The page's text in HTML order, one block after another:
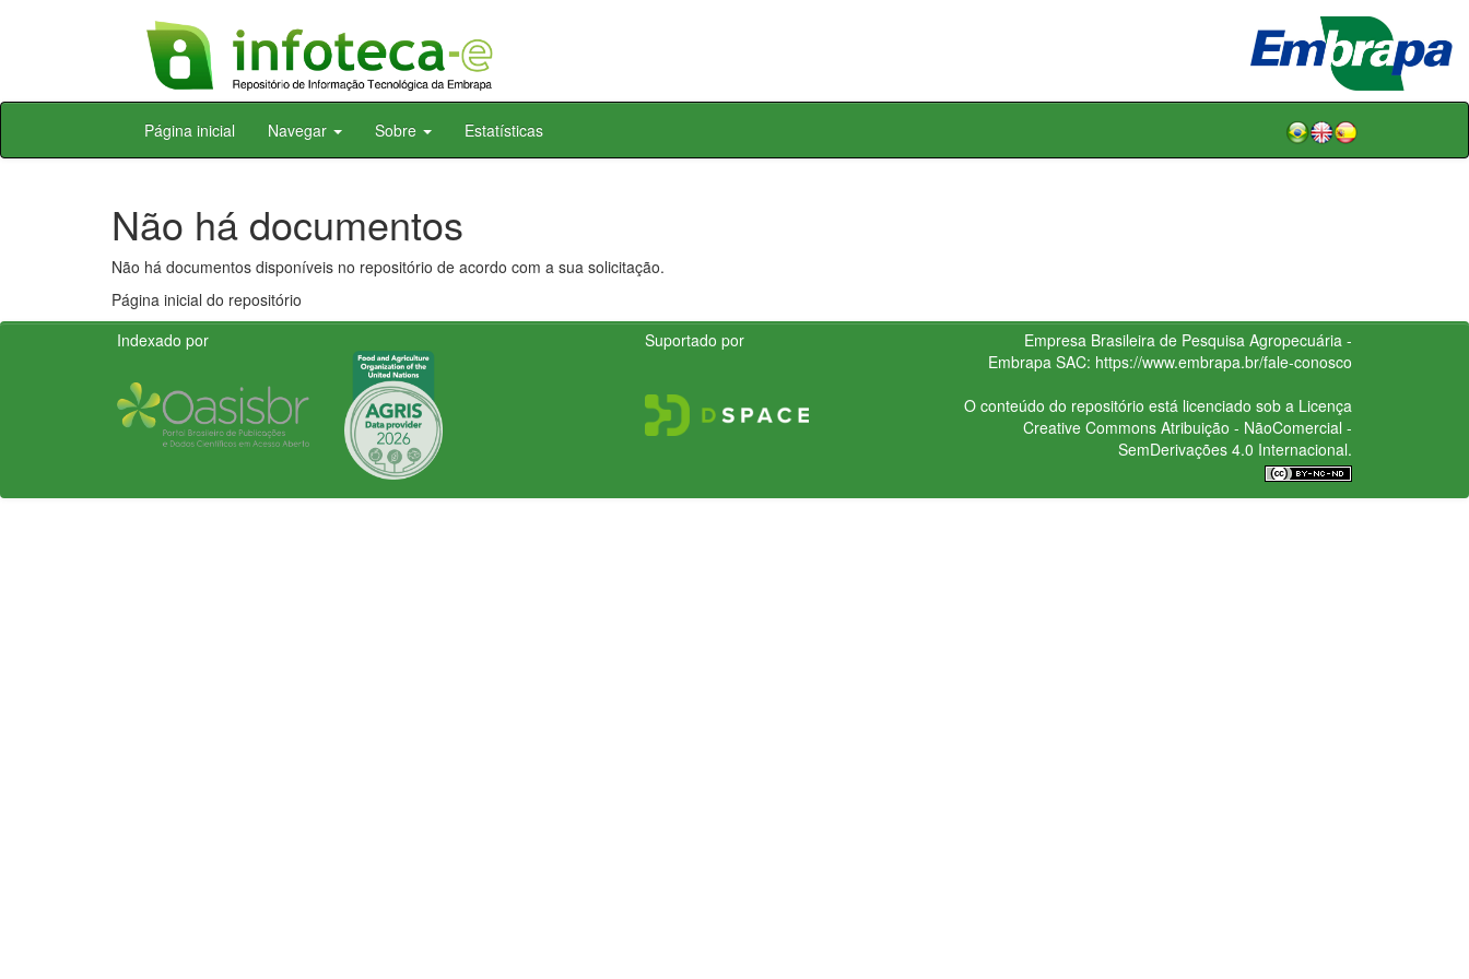
Skip
Página inicial Navegar Sobre Estatísticas
Não há documentos
Não há documentos disponíveis no repositório de acordo com a sua solicitação.
Página inicial do repositório
Indexado por
Suportado por
Empresa Brasileira de Pesquisa Agropecuária -
Embrapa SAC: https://www.embrapa.br/fale-conosco
O conteúdo do repositório está licenciado sob a Licença
Creative CommonsAtribuição - NãoComercial -
SemDerivações 4.0 Internacional.